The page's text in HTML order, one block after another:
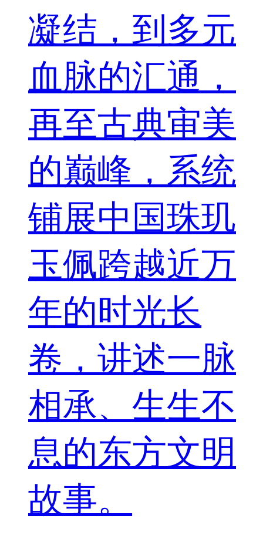
凝结，到多元
血脉的汇通，
再至古典审美
的巅峰，系统
铺展中国珠玑
玉佩跨越近万
年的时光长
卷，讲述一脉
相承、生生不
息的东方文明
故事。